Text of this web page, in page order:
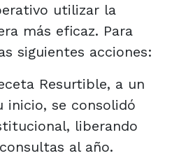
utilizar la
más eficaz. Para
siguientes acciones:
Resurtible, a un
inicio, se consolidó
liberando
al año.